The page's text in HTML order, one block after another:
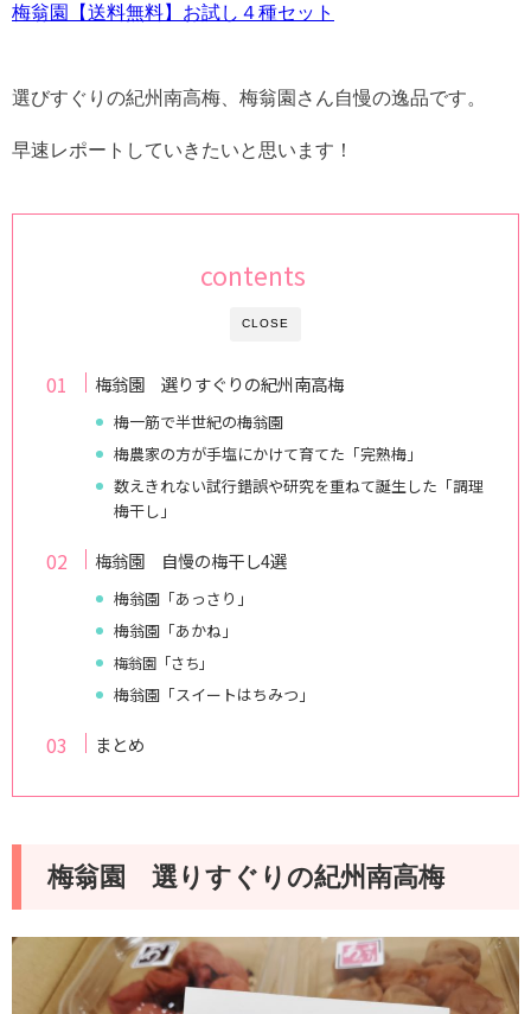
梅翁園【送料無料】お試し４種セット
選びすぐりの紀州南高梅、梅翁園さん自慢の逸品です。
早速レポートしていきたいと思います！
CLOSE
contents
梅翁園 選りすぐりの紀州南高梅
梅一筋で半世紀の梅翁園
梅農家の方が手塩にかけて育てた「完熟梅」
数えきれない試行錯誤や研究を重ねて誕生した「調理
梅干し」
梅翁園 自慢の梅干し4選
梅翁園「あっさり」
梅翁園「あかね」
梅翁園「さち」
梅翁園「スイートはちみつ」
まとめ
梅翁園 選りすぐりの紀州南高梅